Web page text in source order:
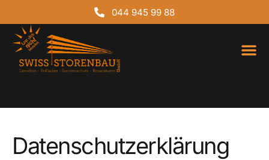
044 945 99 88
Datenschutzerklärung